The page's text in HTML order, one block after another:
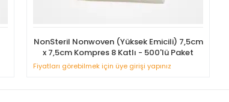
NonSteril Nonwoven (Yüksek Emicili) 7,5cm
x 7,5cm Kompres 8 Katlı - 500'lü Paket
Fiyatları görebilmek için üye girişi yapınız